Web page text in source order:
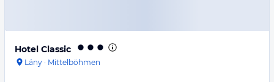
Hotel Classic
Lány · Mittelböhmen